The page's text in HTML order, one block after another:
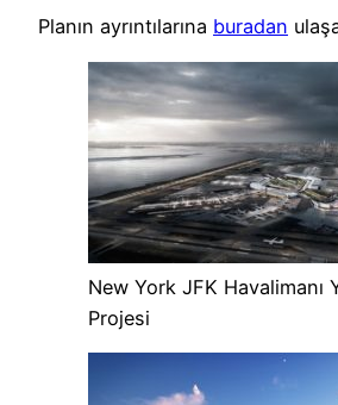
Planın ayrıntılarına buradan
New York JFK Havalimanı
Projesi